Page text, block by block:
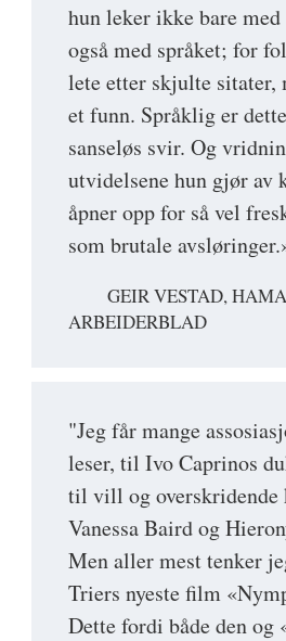
hun leker ikke bare
også med språket; for
lete etter skjulte sitater,
et funn. Språklig er
sanseløs svir. Og
utvidelsene hun gjør av
åpner opp for så vel
som brutale
GEIR VESTAD,
ARBEIDERBLAD
"Jeg får mange
leser, til Ivo Caprinos
til vill og overskridende
Vanessa Baird og
Men aller mest tenker
Triers nyeste film
Dette fordi både den og